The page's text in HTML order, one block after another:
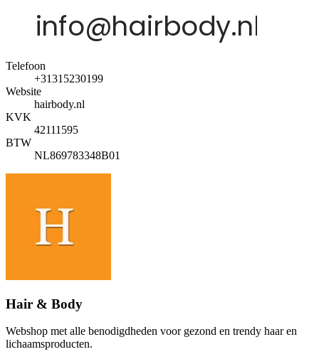
Telefoon
+31315230199
Website
hairbody.nl
KVK
42111595
BTW
NL869783348B01
Hair & Body
Webshop met alle benodigdheden voor gezond en trendy haar en
lichaamsproducten.